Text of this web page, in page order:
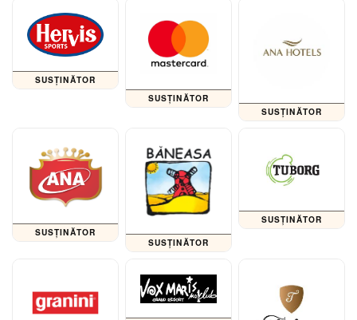
SUSȚINĂTOR
SUSȚINĂTOR
SUSȚINĂTOR
SUSȚINĂTOR
SUSȚINĂTOR
SUSȚINĂTOR